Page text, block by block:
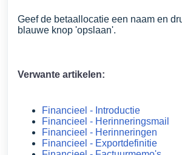
Geef de betaallocatie een naam en
blauwe knop 'opslaan'.
Verwante artikelen:
Financieel - Introductie
Financieel - Herinneringsmail
Financieel - Herinneringen
Financieel - Exportdefinitie